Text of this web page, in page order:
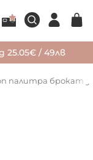
25.05€ / 49лв
палитра брокат